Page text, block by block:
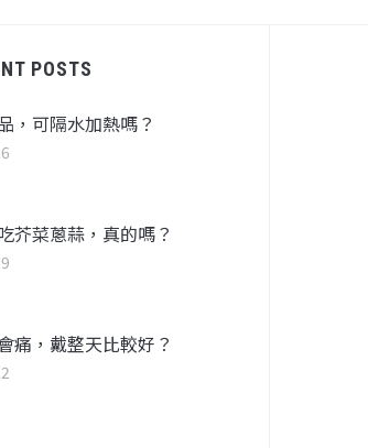
POSTS
，可隔水加熱嗎？
芥菜蔥蒜，真的嗎？
痛，戴整天比較好？